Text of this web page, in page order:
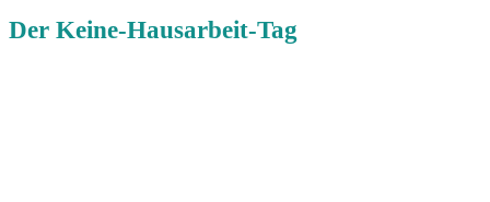
Der Keine-Hausarbeit-Tag